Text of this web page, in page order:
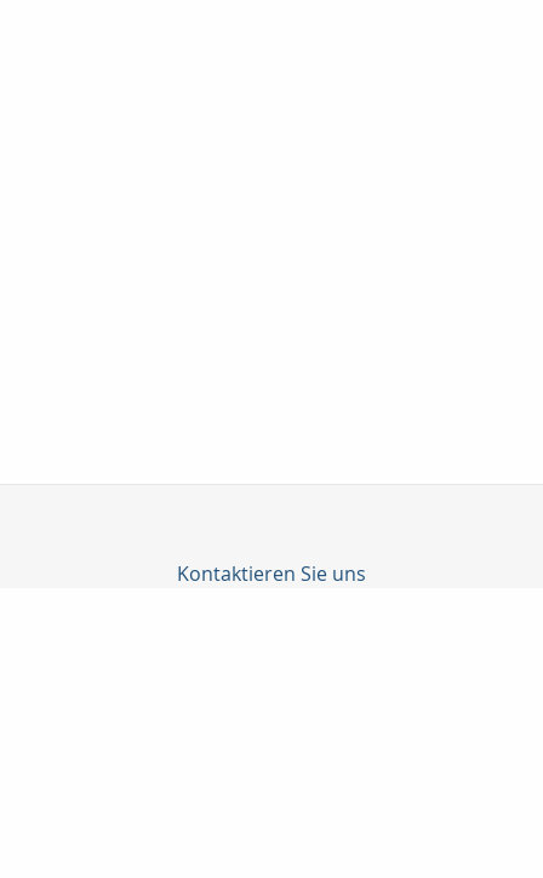
Kontaktieren Sie uns